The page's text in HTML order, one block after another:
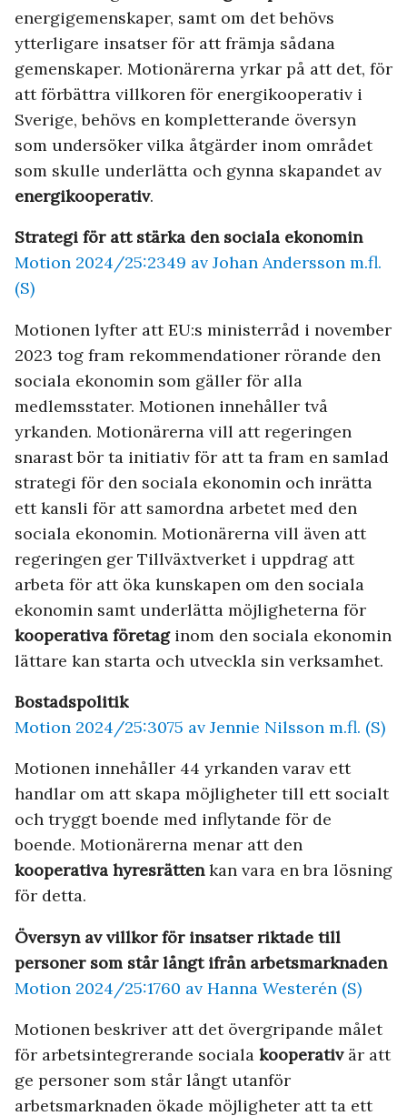
energigemenskaper, samt om det behövs
ytterligare insatser för att främja sådana
gemenskaper. Motionärerna yrkar på att det, för
att förbättra villkoren för energikooperativ i
Sverige, behövs en kompletterande översyn
som undersöker vilka åtgärder inom området
som skulle underlätta och gynna skapandet av
energikooperativ.
Strategi för att stärka den sociala ekonomin
Motion 2024/25:2349 av Johan Andersson m.fl.
(S)
Motionen lyfter att EU:s ministerråd i november
2023 tog fram rekommendationer rörande den
sociala ekonomin som gäller för alla
medlemsstater. Motionen innehåller två
yrkanden. Motionärerna vill att regeringen
snarast bör ta initiativ för att ta fram en samlad
strategi för den sociala ekonomin och inrätta
ett kansli för att samordna arbetet med den
sociala ekonomin. Motionärerna vill även att
regeringen ger Tillväxtverket i uppdrag att
arbeta för att öka kunskapen om den sociala
ekonomin samt underlätta möjligheterna för
kooperativa företaginom den sociala ekonomin
lättare kan starta och utveckla sin verksamhet.
Bostadspolitik
Motion 2024/25:3075 av Jennie Nilsson m.fl. (S)
Motionen innehåller 44 yrkanden varav ett
handlar om att skapa möjligheter till ett socialt
och tryggt boende med inflytande för de
boende. Motionärerna menar att den
kooperativa hyresrättenkan vara en bra lösning
för detta.
Översyn av villkor för insatser riktade till
personer som står långt ifrån arbetsmarknaden
Motion 2024/25:1760 av Hanna Westerén (S)
Motionen beskriver att det övergripande målet
för arbetsintegrerande sociala kooperativ är att
ge personer som står långt utanför
arbetsmarknaden ökade möjligheter att ta ett